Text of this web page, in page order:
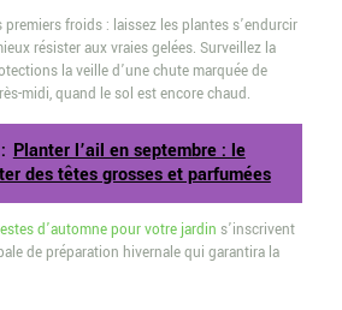
premiers froids : laissez les plantes s’endurcir
résister aux vraies gelées. Surveillez la
la veille d’une chute marquée de
midi, quand le sol est encore chaud.
Planter l’ail en septembre : le
des têtes grosses et parfumées
d’automne pour votre jardin s’inscrivent
de préparation hivernale qui garantira la